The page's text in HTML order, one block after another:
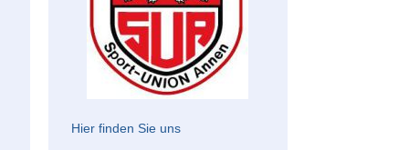
Hier finden Sie uns